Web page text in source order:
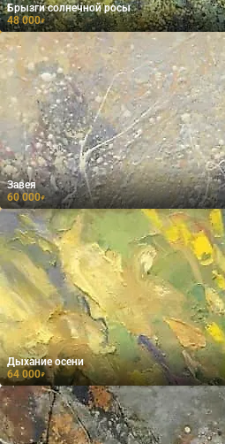
Брызги солнечной росы
48 000₽
Завея
60 000₽
Дыхание осени
64 000₽